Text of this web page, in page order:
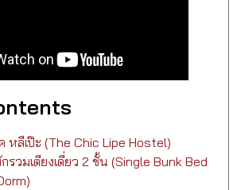
หลีเป๊ะ (The Chic Lipe Hostel)
รวมเตียงเดี่ยว 2 ชั้น (Single Bunk Bed